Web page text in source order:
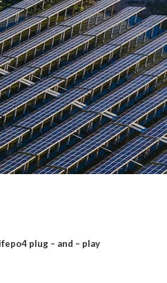
plug – and – play